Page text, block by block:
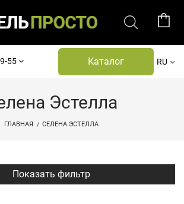
55 Каталог RU
Эстелла
ГЛАВНАЯ СЕЛЕНА ЭСТЕЛЛА
Показать фильтр